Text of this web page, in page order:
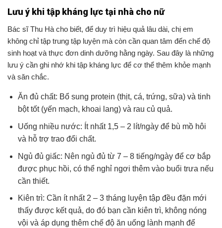
Lưu ý khi tập kháng lực tại nhà cho nữ
Bác sĩ Thu Hà cho biết, để duy trì hiệu quả lâu dài, chị em
không chỉ tập trung tập luyện mà còn cần quan tâm đến chế độ
sinh hoạt và thực đơn dinh dưỡng hằng ngày. Sau đây là những
lưu ý cần ghi nhớ khi tập kháng lực để cơ thể thêm khỏe mạnh
và săn chắc.
Ăn đủ chất: Bổ sung protein (thịt, cá, trứng, sữa) và tinh
bột tốt (yến mạch, khoai lang) và rau củ quả.
Uống nhiều nước: Ít nhất 1,5 – 2 lít/ngày để bù mồ hôi
và hỗ trợ trao đổi chất.
Ngủ đủ giấc: Nên ngủ đủ từ 7 – 8 tiếng/ngày để cơ bắp
được phục hồi, có thể nghỉ ngơi thêm vào buổi trưa nếu
cần thiết.
Kiên trì: Cần ít nhất 2 – 3 tháng luyện tập đều đặn mới
thấy được kết quả, do đó bạn cần kiên trì, không nóng
vội và áp dụng thêm chế độ ăn uống lành mạnh để